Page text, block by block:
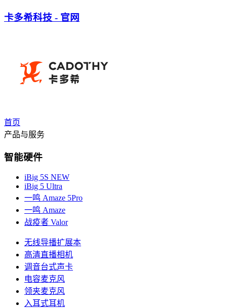
卡多希科技 - 官网
首页
产品与服务
智能硬件
iBig 5S NEW
iBig 5 Ultra
一鸣 Amaze 5Pro
一鸣 Amaze
战疫者 Valor
无线导播扩展本
高清直播相机
调音台式声卡
电容麦克风
领夹麦克风
入耳式耳机